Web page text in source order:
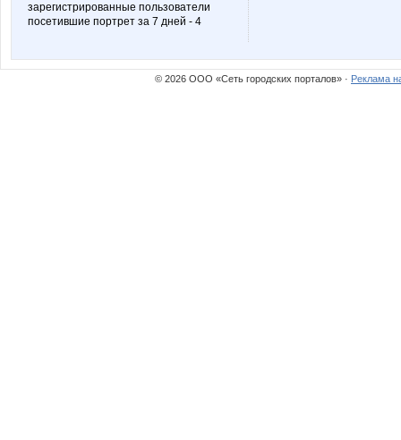
зарегистрированные пользователи
посетившие портрет за 7 дней - 4
© 2026 ООО «Сеть городских порталов» · Реклама